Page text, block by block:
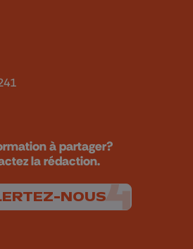
à partager?
la rédaction.
NOUS